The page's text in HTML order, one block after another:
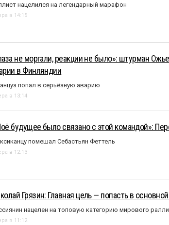
нацелился на легендарный марафон
в 14:15
не моргали, реакции не было»: штурман
в Финляндии
попал в серьёзную аварию
в 13:14
будущее было связано с этой командой»:
помешал Себастьян Феттель
в 12:13
Грязин: Главная цель — попасть в
нацелен на топовую категорию мирового ралли
в 11:12